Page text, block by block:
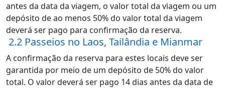
antes da data da viagem, o valor total da viagem ou um
depósito de ao menos 50% do valor total da viagem
deverá ser pago para confirmação da reserva.
2.2 Passeios no Laos, Tailândia e Mianmar
A confirmação da reserva para estes locais deve ser
garantida por meio de um depósito de 50% do valor
total. O valor deverá ser pago 14 dias antes da data de